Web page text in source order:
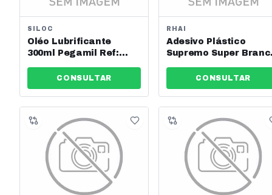
SILOC
Oléo Lubrificante
300ml Pegamil Ref:
CONSULTAR
RHAI
Adesivo Plástico
Supremo Super
201301003CONSULTAR